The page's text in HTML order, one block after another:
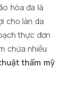
hòa đa là
cho làn da
thực đơn
chứa nhiều
thẩm mỹ